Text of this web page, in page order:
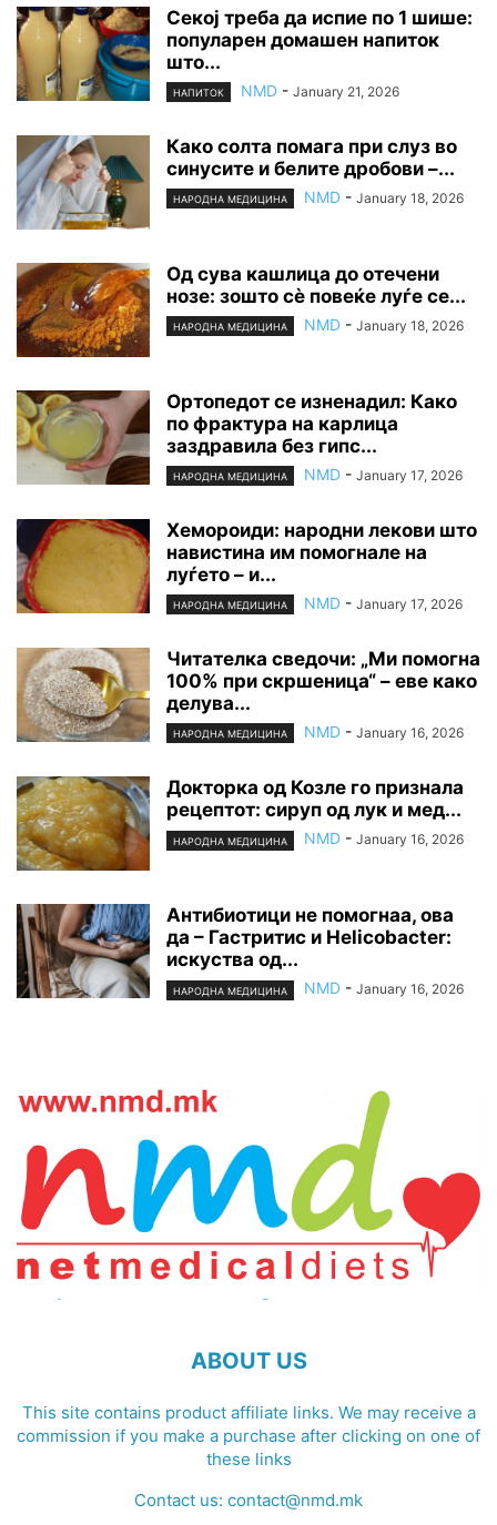
Секој треба да испие по 1 шише:
популарен домашен напиток
што...
НАПИТОК NMD - January 21, 2026
Како солта помага при слуз во
синусите и белите дробови –...
НАРОДНА МЕДИЦИНА NMD - January 18, 2026
Од сува кашлица до отечени
нозе: зошто сè повеќе луѓе се...
НАРОДНА МЕДИЦИНА NMD - January 18, 2026
Ортопедот се изненадил: Како
по фрактура на карлица
заздравила без гипс...
НАРОДНА МЕДИЦИНА NMD - January 17, 2026
Хемороиди: народни лекови што
навистина им помогнале на
луѓето – и...
НАРОДНА МЕДИЦИНА NMD - January 17, 2026
Читателка сведочи: „Ми помогна
100% при скршеница“ – еве како
делува...
НАРОДНА МЕДИЦИНА NMD - January 16, 2026
Докторка од Козле го признала
рецептот: сируп од лук и мед...
НАРОДНА МЕДИЦИНА NMD - January 16, 2026
Антибиотици не помогнаа, ова
да – Гастритис и Helicobacter:
искуства од...
НАРОДНА МЕДИЦИНА NMD - January 16, 2026
ABOUT US
This site contains product affiliate links. We may receive a
commission if you make a purchase after clicking on one of
these links
Contact us: contact@nmd.mk